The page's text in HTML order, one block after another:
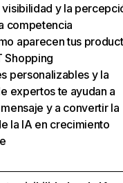
visibilidad y la
competencia
aparecen tus
Shopping
personalizables y la
expertos te ayudan a
y a convertir la
la IA en crecimiento